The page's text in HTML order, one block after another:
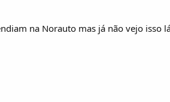
na Norauto mas já não vejo isso